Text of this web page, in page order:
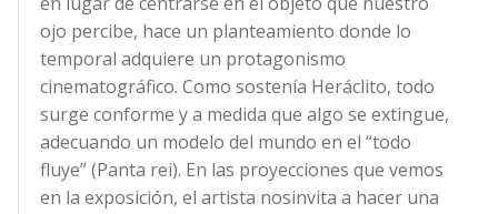
ojo percibe, hace un planteamiento donde lo
temporal adquiere un protagonismo
cinematográfico. Como sostenía Heráclito, todo
surge conforme y a medida que algo se extingue,
adecuando un modelo del mundo en el “todo
fluye” (Panta rei). En las proyecciones que vemos
en la exposición, el artista nosinvita a hacer una